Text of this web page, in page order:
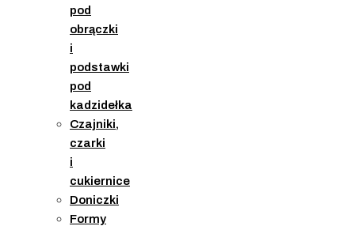
pod
obrączki
i
podstawki
pod
kadzidełka
Czajniki,
czarki
i
cukiernice
Doniczki
Formy